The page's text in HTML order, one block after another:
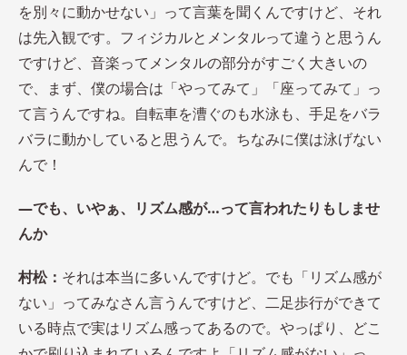
を別々に動かせない」って言葉を聞くんですけど、それ
は先入観です。フィジカルとメンタルって違うと思うん
ですけど、音楽ってメンタルの部分がすごく大きいの
で、まず、僕の場合は「やってみて」「座ってみて」っ
て言うんですね。自転車を漕ぐのも水泳も、手足をバラ
バラに動かしていると思うんで。ちなみに僕は泳げない
んで！
―でも、いやぁ、リズム感が…って言われたりもしませ
んか
村松： それは本当に多いんですけど。でも「リズム感が
ない」ってみなさん言うんですけど、二足歩行ができて
いる時点で実はリズム感ってあるので。やっぱり、どこ